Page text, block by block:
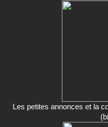
Les petites annonces et la